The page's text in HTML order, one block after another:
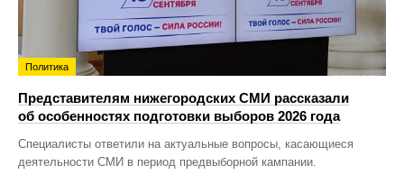
Политика
Представителям нижегородских СМИ рассказали
об особенностях подготовки выборов 2026 года
Специалисты ответили на актуальные вопросы, касающиеся
деятельности СМИ в период предвыборной кампании.